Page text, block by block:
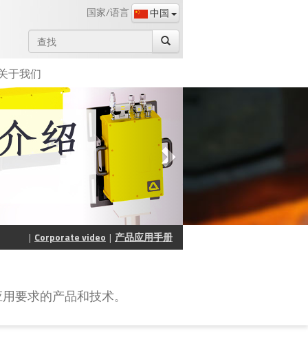
国家/语言 中国
于我们
产品应用手册
Corporate video
要求的产品和技术。